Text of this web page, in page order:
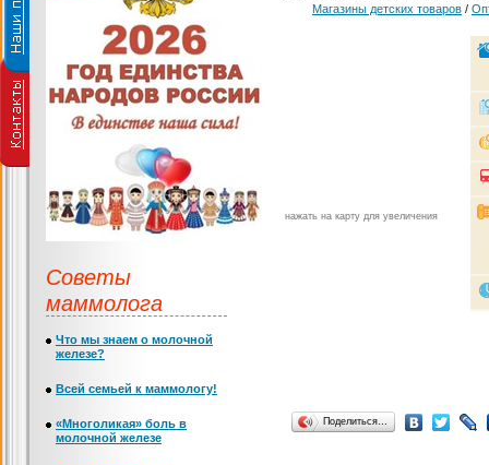
Магазины детских товаров /
нажать на карту для увеличения
Поделиться…
Советы
маммолога
Что мы знаем о молочной
железе?
Всей семьей к маммологу!
«Многоликая» боль в
молочной железе